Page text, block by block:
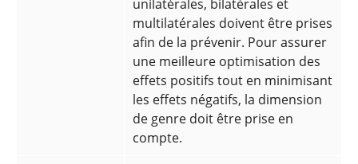
unilatérales, bilatérales et
multilatérales doivent être prises
afin de la prévenir. Pour assurer
une meilleure optimisation des
effets positifs tout en minimisant
les effets négatifs, la dimension
de genre doit être prise en
compte.